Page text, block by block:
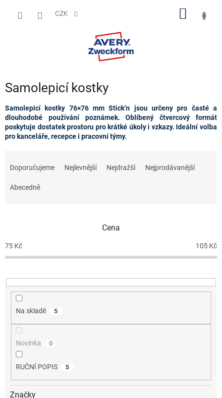
CZK
Samolepicí kostky
Samolepicí kostky 76×76 mm Stick’n jsou určeny pro časté a
dlouhodobé používání poznámek. Oblíbený čtvercový formát
poskytuje dostatek prostoru pro krátké úkoly i vzkazy. Ideální volba
pro kanceláře, recepce i pracovní týmy.
o
d
k
t
Doporučujeme Nejlevnější Nejdražší Nejprodávanější
Abecedně
Cena
75 Kč 105 Kč
Na skladě 5
Novinka 0
RUČNÍ POPIS 5
Značky